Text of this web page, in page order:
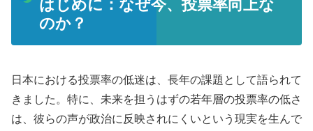
はじめに：なぜ今、投票率向上な
のか？
日本における投票率の低迷は、長年の課題として語られて
きました。特に、未来を担うはずの若年層の投票率の低さ
は、彼らの声が政治に反映されにくいという現実を生んで